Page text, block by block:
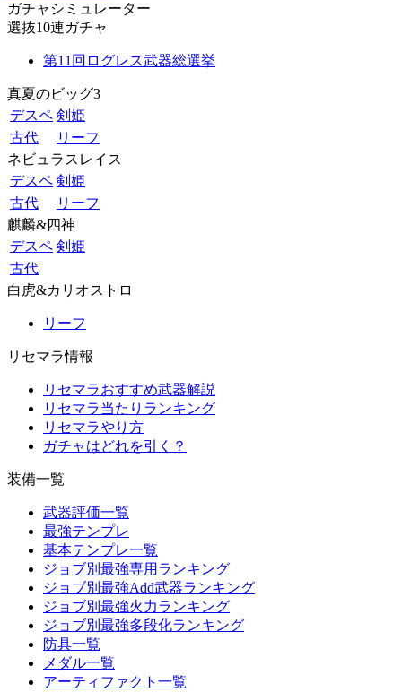
ガチャシミュレーター
選抜10連ガチャ
第11回ログレス武器総選挙
真夏のビッグ3
デスペ 剣姫
古代
リーフ
ネビュラスレイス
デスペ 剣姫
古代
リーフ
麒麟&四神
デスペ 剣姫
古代
白虎&カリオストロ
リーフ
リセマラ情報
リセマラおすすめ武器解説
リセマラ当たりランキング
リセマラやり方
ガチャはどれを引く？
装備一覧
武器評価一覧
最強テンプレ
基本テンプレ一覧
ジョブ別最強専用ランキング
ジョブ別最強Add武器ランキング
ジョブ別最強火力ランキング
ジョブ別最強多段化ランキング
防具一覧
メダル一覧
アーティファクト一覧